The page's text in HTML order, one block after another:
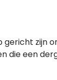
gericht zijn
die een